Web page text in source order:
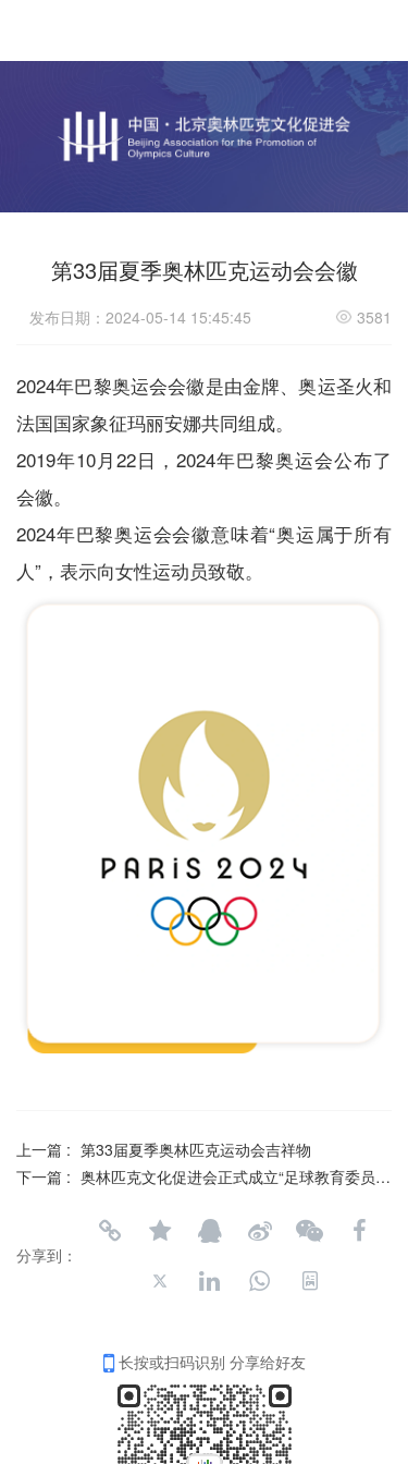
第33届夏季奥林匹克运动会会徽
发布日期：2024-05-14 15:45:45 3581
2024年巴黎奥运会会徽是由金牌、奥运圣火和
法国国家象征玛丽安娜共同组成。
2019年10月22日，2024年巴黎奥运会公布了
会徽。
2024年巴黎奥运会会徽意味着“奥运属于所有
人”，表示向女性运动员致敬。
上一篇 : 第33届夏季奥林匹克运动会吉祥物
下一篇 : 奥林匹克文化促进会正式成立“足球教育委员会”
分享到：
长按或扫码识别 分享给好友